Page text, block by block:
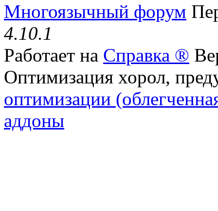
Многоязычный форум
4.10.1
Работает на Справка ®
Оптимизация хорол,
оптимизации
аддоны